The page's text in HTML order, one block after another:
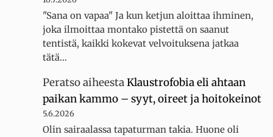
"Sana on vapaa" Ja kun ketjun aloittaa ihminen,
joka ilmoittaa montako pistettä on saanut
tentistä, kaikki kokevat velvoituksena jatkaa
tätä…
PeratsoaiheestaKlaustrofobia eli ahtaan
paikan kammo – syyt, oireet ja hoitokeinot
5.6.2026
Olin sairaalassa tapaturman takia. Huone oli